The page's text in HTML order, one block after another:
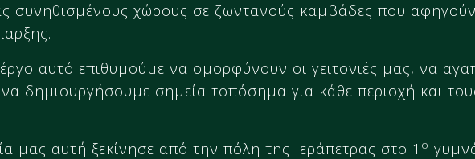
συνηθισμένους χώρους σε ζωντανούς καμβάδες που
αυτό επιθυμούμε να ομορφύνουν οι γειτονιές μας, να
δημιουργήσουμε σημεία τοπόσημα για κάθε περιοχή και
μας αυτή ξεκίνησε από την πόλη της Ιεράπετρας στο 1 ο